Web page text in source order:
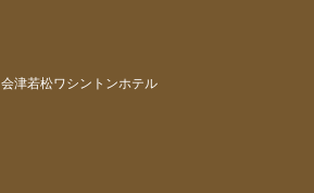
会津若松ワシントンホテル